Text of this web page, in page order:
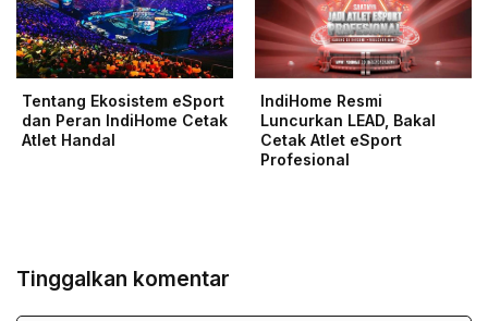
Tentang Ekosistem eSport
dan Peran IndiHome Cetak
Atlet Handal
IndiHome Resmi
Luncurkan LEAD, Bakal
Cetak Atlet eSport
Profesional
Tinggalkan komentar